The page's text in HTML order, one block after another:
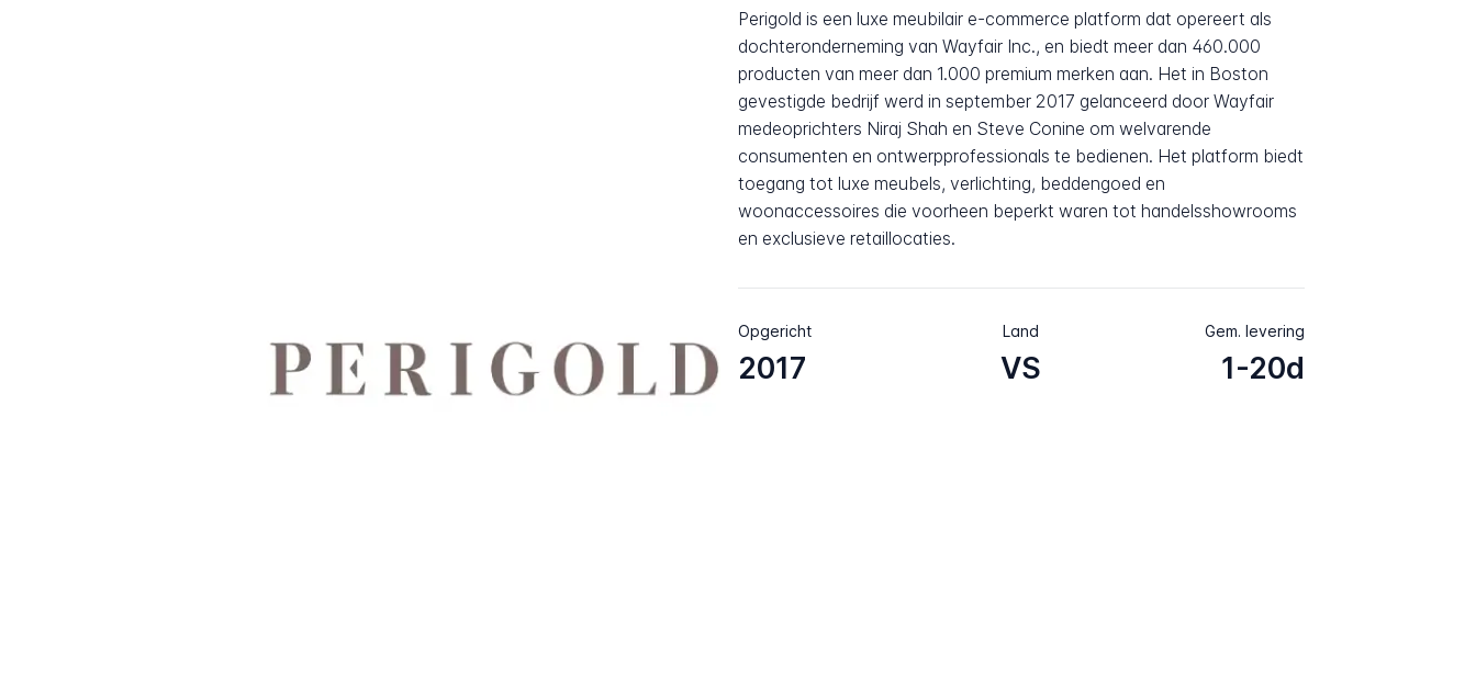
Perigold is een luxe meubilair e-commerce platform dat opereert als
dochteronderneming van Wayfair Inc., en biedt meer dan 460.000
producten van meer dan 1.000 premium merken aan. Het in Boston
gevestigde bedrijf werd in september 2017 gelanceerd door Wayfair
medeoprichters Niraj Shah en Steve Conine om welvarende
consumenten en ontwerpprofessionals te bedienen. Het platform biedt
toegang tot luxe meubels, verlichting, beddengoed en
woonaccessoires die voorheen beperkt waren tot handelsshowrooms
en exclusieve retaillocaties.
Opgericht
2017
Land
VS
Gem. levering
1-20d